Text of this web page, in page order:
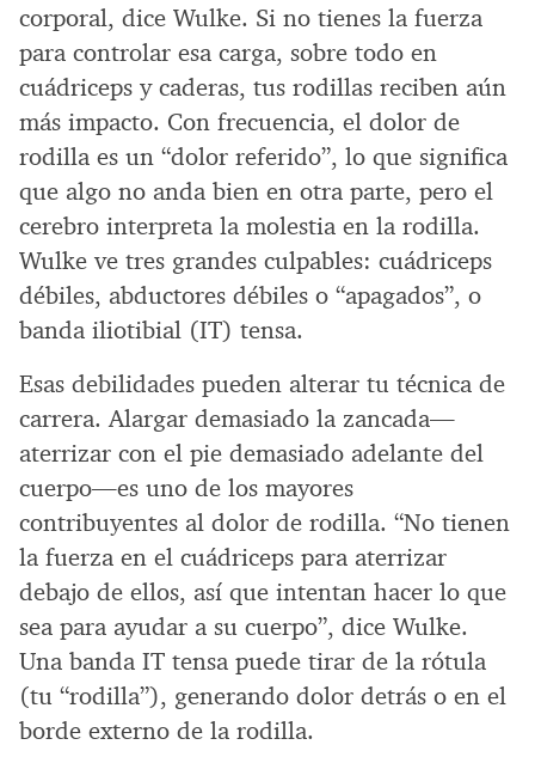
corporal, dice Wulke. Si no tienes la fuerza
para controlar esa carga, sobre todo en
cuádriceps y caderas, tus rodillas reciben aún
más impacto. Con frecuencia, el dolor de
rodilla es un “dolor referido”, lo que significa
que algo no anda bien en otra parte, pero el
cerebro interpreta la molestia en la rodilla.
Wulke ve tres grandes culpables: cuádriceps
débiles, abductores débiles o “apagados”, o
banda iliotibial (IT) tensa.
Esas debilidades pueden alterar tu técnica de
carrera. Alargar demasiado la zancada—
aterrizar con el pie demasiado adelante del
cuerpo—es uno de los mayores
contribuyentes al dolor de rodilla. “No tienen
la fuerza en el cuádriceps para aterrizar
debajo de ellos, así que intentan hacer lo que
sea para ayudar a su cuerpo”, dice Wulke.
Una banda IT tensa puede tirar de la rótula
(tu “rodilla”), generando dolor detrás o en el
borde externo de la rodilla.